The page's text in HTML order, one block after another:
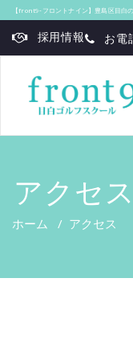
【front9‐フロントナイン】豊島区目白
採用情報 お電
アクセス
ホーム / アクセス